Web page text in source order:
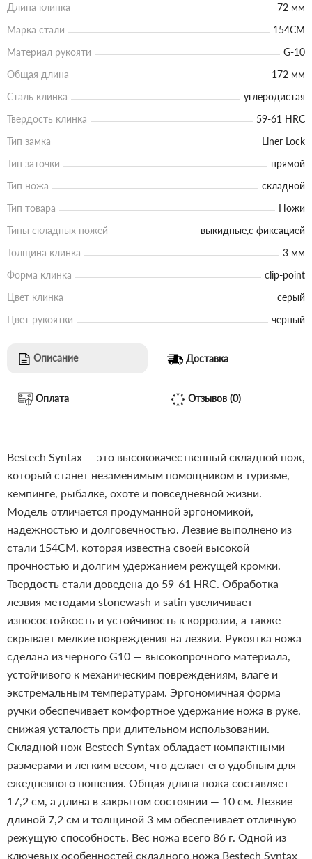
Длина клинка
72 мм
Марка стали
154CM
Материал рукояти
G-10
Общая длина
172 мм
Сталь клинка
углеродистая
Твердость клинка
59-61 HRC
Тип замка
Liner Lock
Тип заточки
прямой
Тип ножа
складной
Тип товара
Ножи
Типы складных ножей
выкидные,с фиксацией
Толщина клинка
3 мм
Форма клинка
clip-point
Цвет клинка
серый
Цвет рукоятки
черный
Описание Доставка
Оплата Отзывов (0)
Bestech Syntax — это высококачественный складной нож,
который станет незаменимым помощником в туризме,
кемпинге, рыбалке, охоте и повседневной жизни.
Модель отличается продуманной эргономикой,
надежностью и долговечностью. Лезвие выполнено из
стали 154CM, которая известна своей высокой
прочностью и долгим удержанием режущей кромки.
Твердость стали доведена до 59-61 HRC. Обработка
лезвия методами stonewash и satin увеличивает
износостойкость и устойчивость к коррозии, а также
скрывает мелкие повреждения на лезвии. Рукоятка ножа
сделана из черного G10 — высокопрочного материала,
устойчивого к механическим повреждениям, влаге и
экстремальным температурам. Эргономичная форма
ручки обеспечивает комфортное удержание ножа в руке,
снижая усталость при длительном использовании.
Складной нож Bestech Syntax обладает компактными
размерами и легким весом, что делает его удобным для
ежедневного ношения. Общая длина ножа составляет
17,2 см, а длина в закрытом состоянии — 10 см. Лезвие
длиной 7,2 см и толщиной 3 мм обеспечивает отличную
режущую способность. Вес ножа всего 86 г. Одной из
ключевых особенностей складного ножа Bestech Syntax